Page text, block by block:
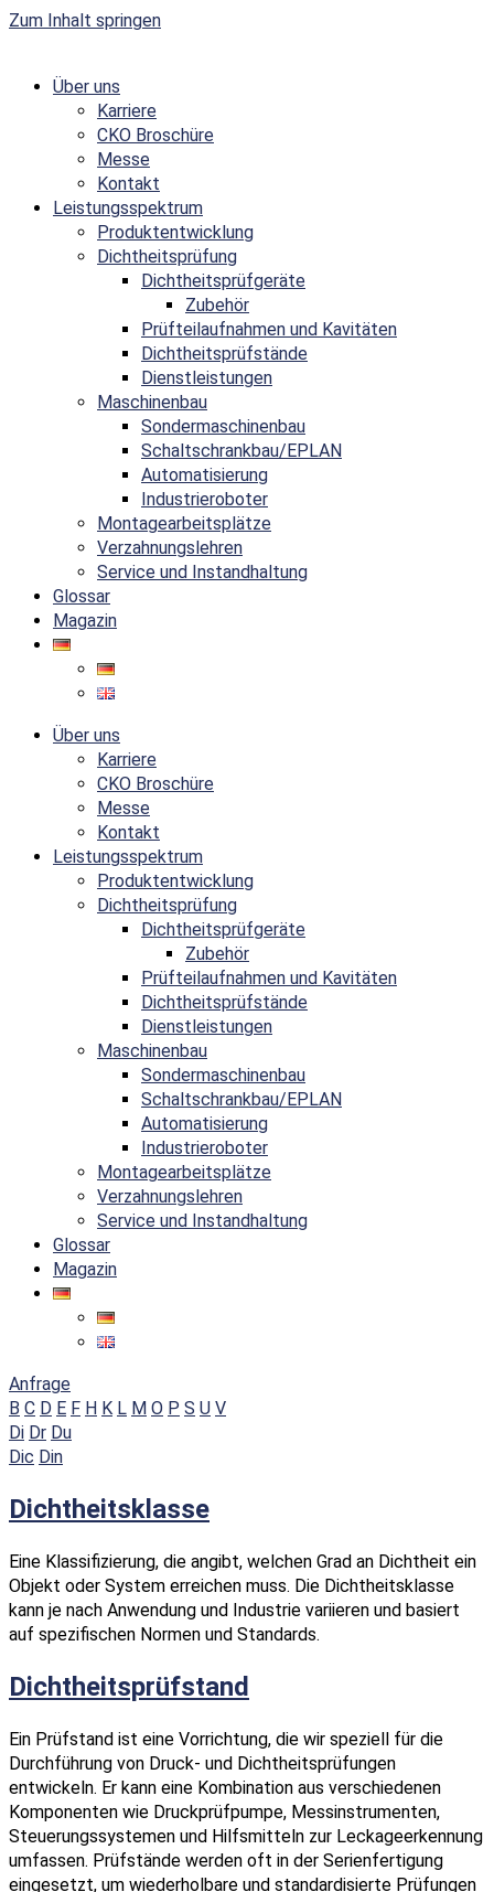
Zum Inhalt springen
Über uns
Karriere
CKO Broschüre
Messe
Kontakt
Leistungsspektrum
Produktentwicklung
Dichtheitsprüfung
Dichtheitsprüfgeräte
Zubehör
Prüfteilaufnahmen und Kavitäten
Dichtheitsprüfstände
Dienstleistungen
Maschinenbau
Sondermaschinenbau
Schaltschrankbau/EPLAN
Automatisierung
Industrieroboter
Montagearbeitsplätze
Verzahnungslehren
Service und Instandhaltung
Glossar
Magazin
Über uns
Karriere
CKO Broschüre
Messe
Kontakt
Leistungsspektrum
Produktentwicklung
Dichtheitsprüfung
Dichtheitsprüfgeräte
Zubehör
Prüfteilaufnahmen und Kavitäten
Dichtheitsprüfstände
Dienstleistungen
Maschinenbau
Sondermaschinenbau
Schaltschrankbau/EPLAN
Automatisierung
Industrieroboter
Montagearbeitsplätze
Verzahnungslehren
Service und Instandhaltung
Glossar
Magazin
Anfrage
B C D E F H K L M O P S U V
Di Dr Du
Dic Din
Dichtheitsklasse
Eine Klassifizierung, die angibt, welchen Grad an Dichtheit ein
Objekt oder System erreichen muss. Die Dichtheitsklasse
kann je nach Anwendung und Industrie variieren und basiert
auf spezifischen Normen und Standards.
Dichtheitsprüfstand
Ein Prüfstand ist eine Vorrichtung, die wir speziell für die
Durchführung von Druck- und Dichtheitsprüfungen
entwickeln. Er kann eine Kombination aus verschiedenen
Komponenten wie Druckprüfpumpe, Messinstrumenten,
Steuerungssystemen und Hilfsmitteln zur Leckageerkennung
umfassen. Prüfstände werden oft in der Serienfertigung
eingesetzt, um wiederholbare und standardisierte Prüfungen